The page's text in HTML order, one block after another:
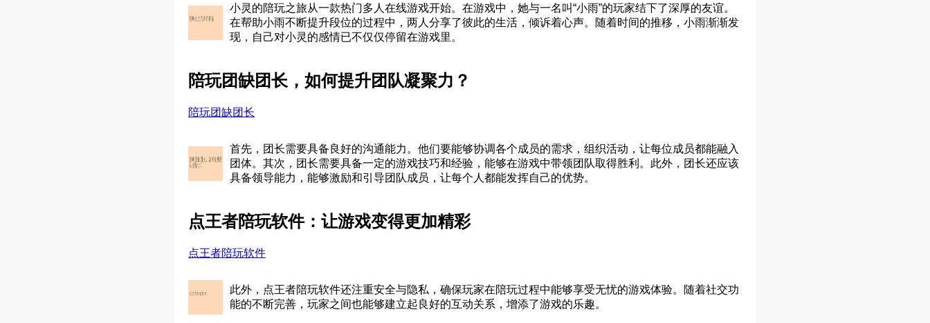
小灵的陪玩之旅从一款热门多人在线游戏开始。在游戏中，她与一名叫“小雨”的玩家结下了深厚的友谊。
在帮助小雨不断提升段位的过程中，两人分享了彼此的生活，倾诉着心声。随着时间的推移，小雨渐渐发
现，自己对小灵的感情已不仅仅停留在游戏里。
陪玩团缺团长，如何提升团队凝聚力？
陪玩团缺团长
首先，团长需要具备良好的沟通能力。他们要能够协调各个成员的需求，组织活动，让每位成员都能融入
团体。其次，团长需要具备一定的游戏技巧和经验，能够在游戏中带领团队取得胜利。此外，团长还应该
具备领导能力，能够激励和引导团队成员，让每个人都能发挥自己的优势。
点王者陪玩软件：让游戏变得更加精彩
点王者陪玩软件
此外，点王者陪玩软件还注重安全与隐私，确保玩家在陪玩过程中能够享受无忧的游戏体验。随着社交功
能的不断完善，玩家之间也能够建立起良好的互动关系，增添了游戏的乐趣。